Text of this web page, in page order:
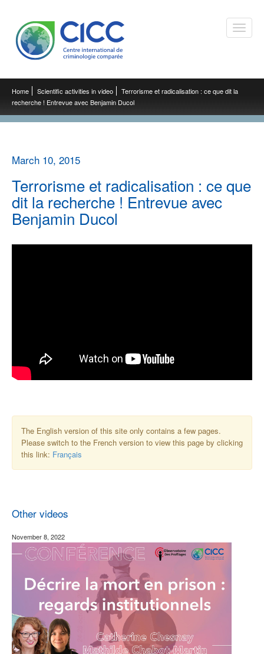
Toggle
Home Scientific activities in video
Terrorisme et radicalisation : ce que dit la
recherche ! Entrevue avec Benjamin Ducol
March 10, 2015
Terrorisme et radicalisation : ce que
dit la recherche ! Entrevue avec
Benjamin Ducol
The English version of this site only contains a few pages.
Please switch to the French version to view this page by clicking
this link: Français
Other videos
November 8, 2022